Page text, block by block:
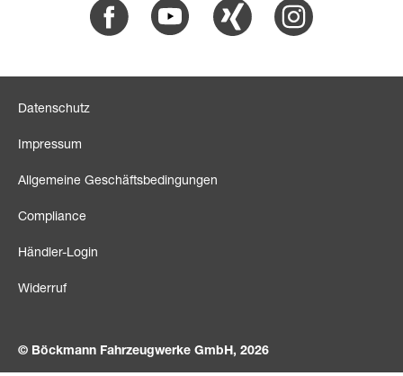
Facebook Youtube Xing Instagram
Datenschutz
Impressum
Allgemeine Geschäftsbedingungen
Compliance
Händler-Login
Widerruf
© Böckmann Fahrzeugwerke GmbH, 2026